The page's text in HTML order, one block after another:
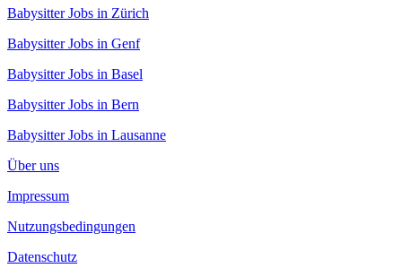
Babysitter Jobs in Zürich
Babysitter Jobs in Genf
Babysitter Jobs in Basel
Babysitter Jobs in Bern
Babysitter Jobs in Lausanne
Über uns
Impressum
Nutzungsbedingungen
Datenschutz